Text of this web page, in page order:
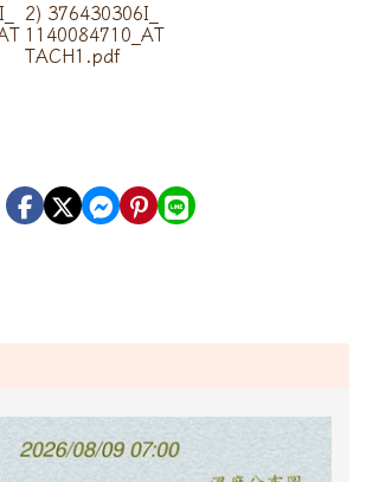
2) 376430306I_
1140084710_AT
TACH1.pdf